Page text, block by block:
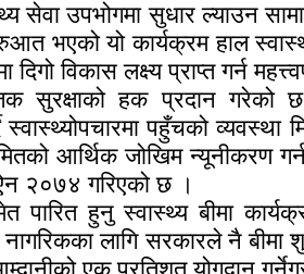
सेवा उपभोगमा सुधार ल्याउन
भएको यो कार्यक्रम हाल
विकास लक्ष्य प्राप्त गर्न
सुरक्षाको हक प्रदान गरेको
स्वास्थ्योपचारमा पहुँचको
आर्थिक जोखिम न्यूनीकरण
२०७४ गरिएको छ ।
पारित हुनु स्वास्थ्य बीमा
लागि सरकारले नै